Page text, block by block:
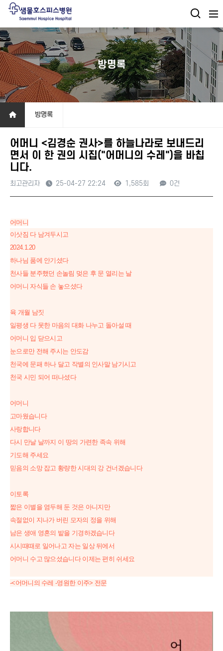
방명록
방명록
어머니 <김경순 권사>를 하늘나라로 보내드리
면서 이 한 권의 시집("어머니의 수레")을 바칩
니다.
최고관리자 25-04-27 22:24 1,585회 0건
어머니
이삿짐 다 남겨두시고
2024.1.20
하나님 품에 안기셨다
천사들 분주했던 손놀림 멎은 후 문 열리는 날
어머니 자식들 손 놓으셨다
육 개월 남짓
일평생 다 못한 마음의 대화 나누고 돌아설 때
어머니 입 닫으시고
눈으로만 전해 주시는 안도감
천국에 문패 하나 달고 작별의 인사말 남기시고
천국 시민 되어 떠나셨다
어머니
고마웠습니다
사랑합니다
다시 만날 날까지 이 땅의 가련한 족속 위해
기도해 주세요
믿음의 소망 잡고 황량한 시대의 강 건너겠습니다
이토록
짧은 이별을 염두해 둔 것은 아니지만
속절없이 지나가 버린 모자의 정을 위해
남은 생애 영혼의 밭을 기경하겠습니다
시시때때로 일어나고 자는 일상 뒤에서
어머니 수고 많으셨습니다 이제는 편히 쉬세요
-<어머니의 수레 -영원한 이주> 전문